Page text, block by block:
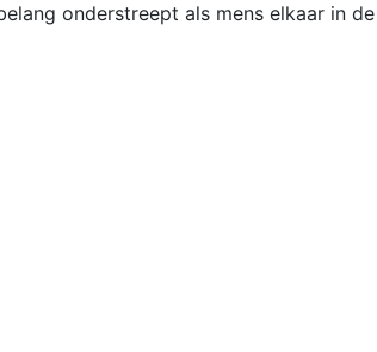
onderstreept als mens elkaar in